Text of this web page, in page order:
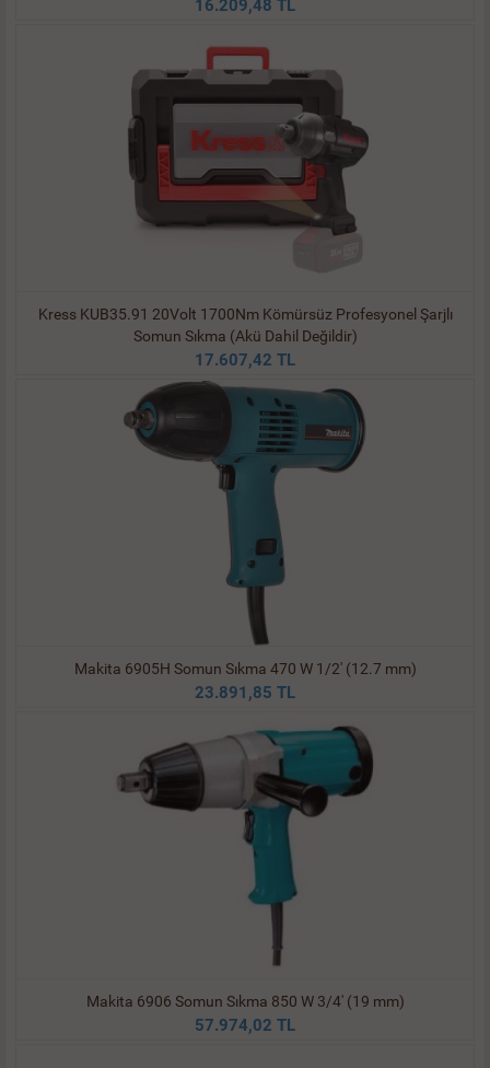
16.209,48 TL
Kress KUB35.91 20Volt 1700Nm Kömürsüz Profesyonel Şarjlı
Somun Sıkma (Akü Dahil Değildir)
17.607,42 TL
Makita 6905H Somun Sıkma 470 W 1/2' (12.7 mm)
23.891,85 TL
Makita 6906 Somun Sıkma 850 W 3/4' (19 mm)
57.974,02 TL